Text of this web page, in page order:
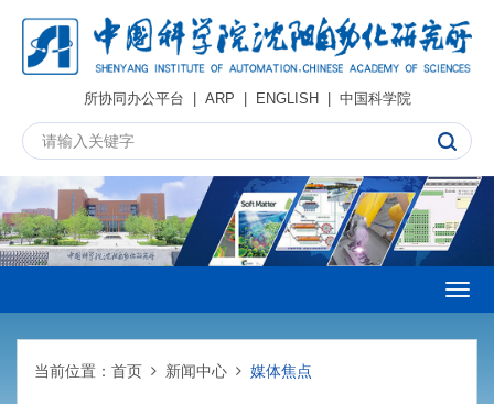
所协同办公平台 | ARP | ENGLISH| 中国科学院
当前位置： 首页 新闻中心 媒体焦点